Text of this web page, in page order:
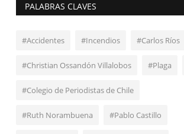
PALABRAS CLAVES
#Accidentes #Incendios #Carlos Ríos
#Christian Ossandón Villalobos #Plaga
#Colegio de Periodistas de Chile
#Ruth Norambuena #Pablo Castillo